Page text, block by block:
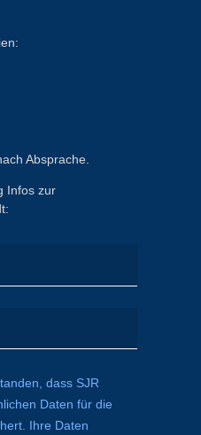
Absprache.
Infos zur
dass SJR
Daten für die
Ihre Daten